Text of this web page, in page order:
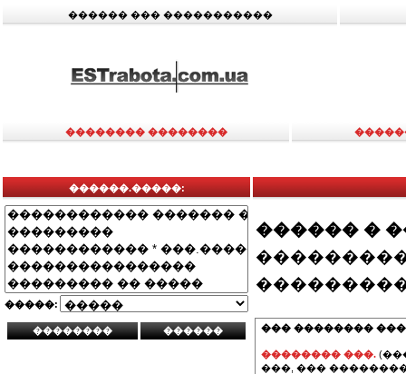
������ ��� �����������
�������� ��������
������.�����:
�����:
������ �
��� ��������
�������� ���.
���, ���